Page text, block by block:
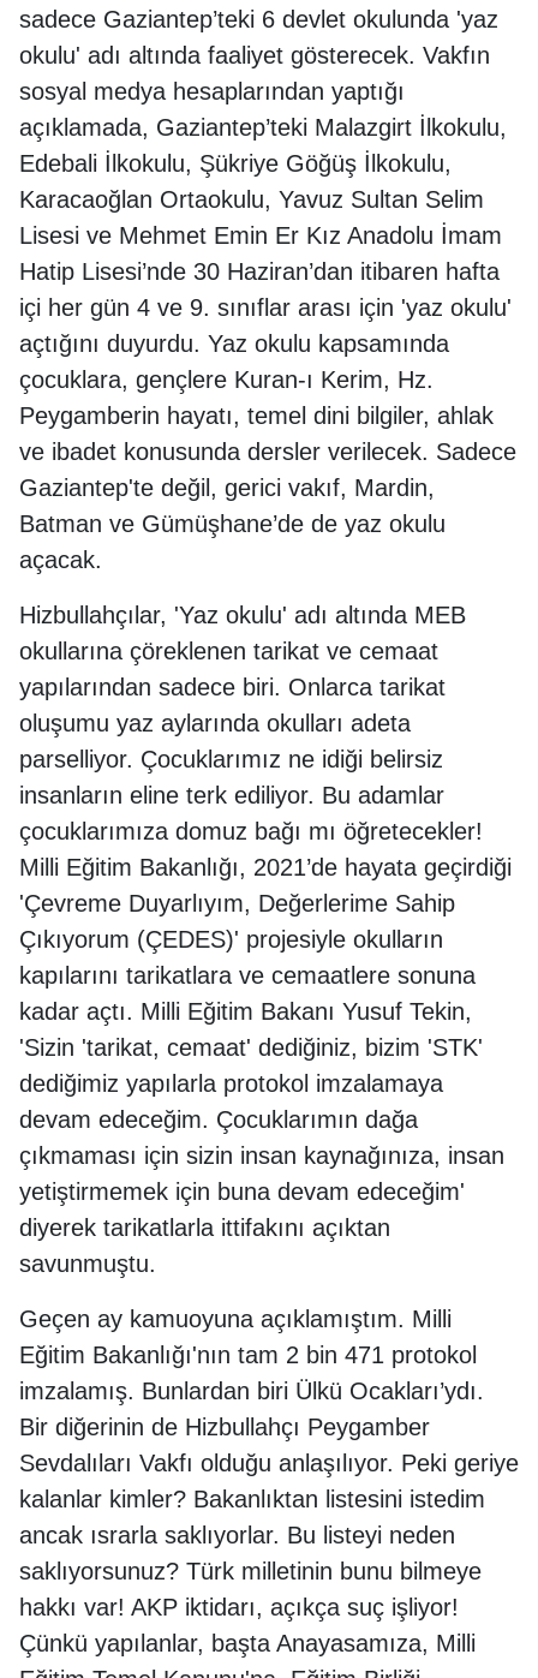
sadece Gaziantep’teki 6 devlet okulunda 'yaz
okulu' adı altında faaliyet gösterecek. Vakfın
sosyal medya hesaplarından yaptığı
açıklamada, Gaziantep’teki Malazgirt İlkokulu,
Edebali İlkokulu, Şükriye Göğüş İlkokulu,
Karacaoğlan Ortaokulu, Yavuz Sultan Selim
Lisesi ve Mehmet Emin Er Kız Anadolu İmam
Hatip Lisesi’nde 30 Haziran’dan itibaren hafta
içi her gün 4 ve 9. sınıflar arası için 'yaz okulu'
açtığını duyurdu. Yaz okulu kapsamında
çocuklara, gençlere Kuran-ı Kerim, Hz.
Peygamberin hayatı, temel dini bilgiler, ahlak
ve ibadet konusunda dersler verilecek. Sadece
Gaziantep'te değil, gerici vakıf, Mardin,
Batman ve Gümüşhane’de de yaz okulu
açacak.
Hizbullahçılar, 'Yaz okulu' adı altında MEB
okullarına çöreklenen tarikat ve cemaat
yapılarından sadece biri. Onlarca tarikat
oluşumu yaz aylarında okulları adeta
parselliyor. Çocuklarımız ne idiği belirsiz
insanların eline terk ediliyor. Bu adamlar
çocuklarımıza domuz bağı mı öğretecekler!
Milli Eğitim Bakanlığı, 2021’de hayata geçirdiği
'Çevreme Duyarlıyım, Değerlerime Sahip
Çıkıyorum (ÇEDES)' projesiyle okulların
kapılarını tarikatlara ve cemaatlere sonuna
kadar açtı. Milli Eğitim Bakanı Yusuf Tekin,
'Sizin 'tarikat, cemaat' dediğiniz, bizim 'STK'
dediğimiz yapılarla protokol imzalamaya
devam edeceğim. Çocuklarımın dağa
çıkmaması için sizin insan kaynağınıza, insan
yetiştirmemek için buna devam edeceğim'
diyerek tarikatlarla ittifakını açıktan
savunmuştu.
Geçen ay kamuoyuna açıklamıştım. Milli
Eğitim Bakanlığı'nın tam 2 bin 471 protokol
imzalamış. Bunlardan biri Ülkü Ocakları’ydı.
Bir diğerinin de Hizbullahçı Peygamber
Sevdalıları Vakfı olduğu anlaşılıyor. Peki geriye
kalanlar kimler? Bakanlıktan listesini istedim
ancak ısrarla saklıyorlar. Bu listeyi neden
saklıyorsunuz? Türk milletinin bunu bilmeye
hakkı var! AKP iktidarı, açıkça suç işliyor!
Çünkü yapılanlar, başta Anayasamıza, Milli